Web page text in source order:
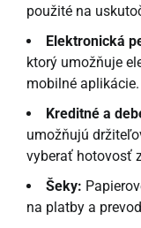
použité na
Elektronická
ktorý umožňuje
mobilné aplikácie.
Kreditné a
umožňujú
vyberať hotovosť
Šeky:
na platby a